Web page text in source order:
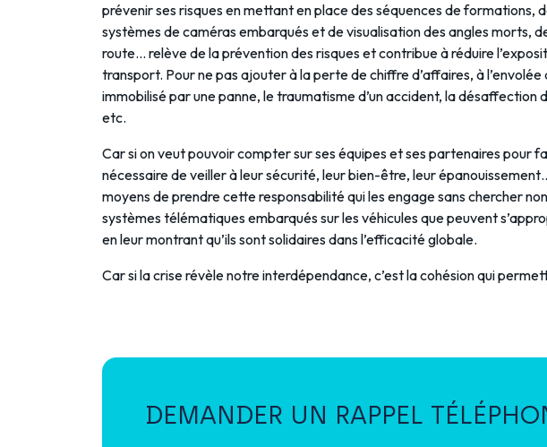
prévenir ses risques en mettant en place des séquences de formations,
systèmes de caméras embarqués et de visualisation des angles morts,
route… relève de la prévention des risques et contribue à réduire
transport. Pour ne pas ajouter à la perte de chiffre d’affaires, à
immobilisé par une panne, le traumatisme d’un accident, la
etc.
Car si on veut pouvoir compter sur ses équipes et ses partenaires pour
nécessaire de veiller à leur sécurité, leur bien-être, leur
moyens de prendre cette responsabilité qui les engage sans chercher
systèmes télématiques embarqués sur les véhicules que peuvent
en leur montrant qu’ils sont solidaires dans l’efficacité globale.
Car si la crise révèle notre interdépendance, c’est la cohésion qui
DEMANDER UN RAPPEL